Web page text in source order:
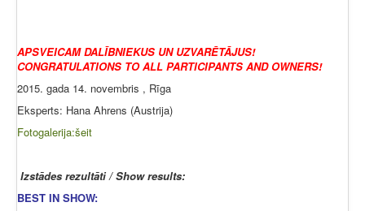
APSVEICAM DALĪBNIEKUS UN UZVARĒTĀJUS!
CONGRATULATIONS TO ALL PARTICIPANTS AND OWNERS!
2015. gada 14. novembris , Rīga
Eksperts: Hana Ahrens (Austrija)
Fotogalerija:šeit
Izstādes rezultāti / Show results:
BEST IN SHOW: